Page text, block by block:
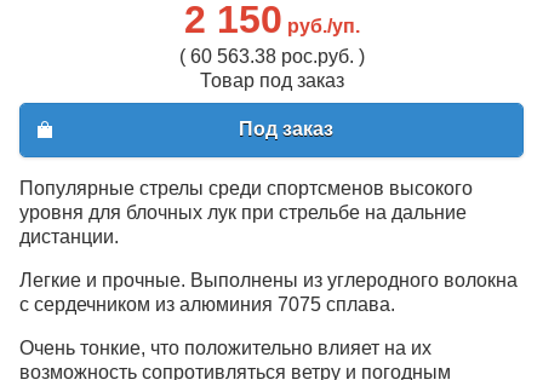
2 150 руб./уп.
( 60 563.38 рос.руб. )
Товар под заказ
Под заказ
Популярные стрелы среди спортсменов высокого
уровня для блочных лук при стрельбе на дальние
дистанции.
Легкие и прочные. Выполнены из углеродного волокна
с сердечником из алюминия 7075 сплава.
Очень тонкие, что положительно влияет на их
возможность сопротивляться ветру и погодным